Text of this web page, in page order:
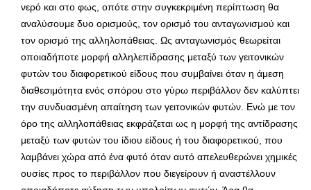
νερό και στο φως, οπότε στην συγκεκριμένη περίπτωση θα
αναλύσουμε δυο ορισμούς, τον ορισμό του ανταγωνισμού και
τον ορισμό της αλληλοπάθειας. Ως ανταγωνισμός θεωρείται
οποιαδήποτε μορφή αλληλεπίδρασης μεταξύ των γειτονικών
φυτών του διαφορετικού είδους που συμβαίνει όταν η άμεση
διαθεσιμότητα ενός σπόρου στο γύρω περιβάλλον δεν καλύπτει
την συνδυασμένη απαίτηση των γειτονικών φυτών. Ενώ με τον
όρο της αλληλοπάθειας εκφράζεται ως η μορφή της αντίδρασης
μεταξύ των φυτών του ίδιου είδους ή του διαφορετικού, που
λαμβάνει χώρα από ένα φυτό όταν αυτό απελευθερώνει χημικές
ουσίες προς το περιβάλλον που διεγείρουν ή αναστέλλουν